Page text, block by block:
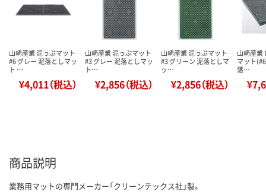
山崎産業 泥っぷマット
#6 グレー 泥落としマッ
ト …
¥4,011（税込）
山崎産業 泥っぷマット
#3 グレー 泥落としマッ
ト…
¥2,856（税込）
山崎産業 泥っぷマット
#3 グリーン 泥落としマ
ッ…
¥2,856（税込）
山崎産業
マット
落…
商品説明
業務用マットの専門メーカー「クリーンテックス社」製。